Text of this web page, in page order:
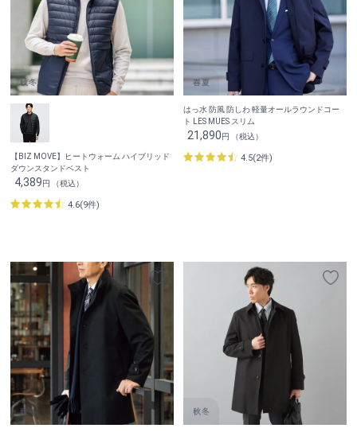
【BIZ MOVE】ヒートウォーム ハイブリッド
ダウンスタンドベスト
4,389円 （税込）
4.6(9件)
はっ水 防風 防しわ 軽量オールラウンドコー
ト LES MUES スリム
21,890円 （税込）
4.5(2件)